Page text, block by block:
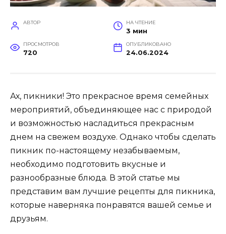
АВТОР НА ЧТЕНИЕ
3 мин
ПРОСМОТРОВ
720
ОПУБЛИКОВАНО
24.06.2024
Ах, пикники! Это прекрасное время семейных
мероприятий, объединяющее нас с природой
и возможностью насладиться прекрасным
днем на свежем воздухе. Однако чтобы сделать
пикник по-настоящему незабываемым,
необходимо подготовить вкусные и
разнообразные блюда. В этой статье мы
представим вам лучшие рецепты для пикника,
которые наверняка понравятся вашей семье и
друзьям.